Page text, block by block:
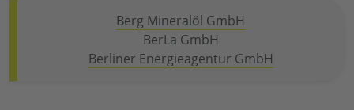
Berg Mineralöl GmbH
BerLa GmbH
Berliner Energieagentur GmbH